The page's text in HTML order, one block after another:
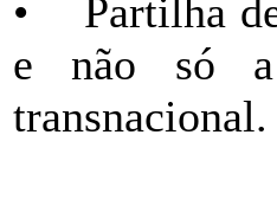
• Partilha de
e não só a
transnacional.